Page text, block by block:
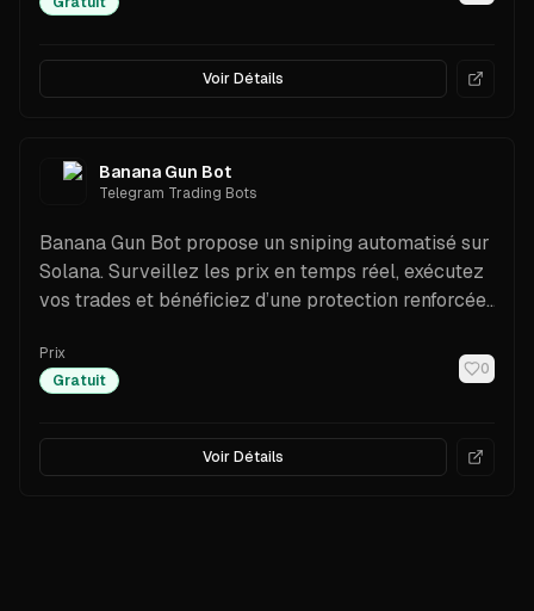
Voir Détails
Banana Gun Bot
Telegram Trading Bots
Banana Gun Bot propose un sniping automatisé sur
Solana. Surveillez les prix en temps réel, exécutez
vos trades et bénéficiez d’une protection renforcée
Prix
Gratuit
0
Voir Détails